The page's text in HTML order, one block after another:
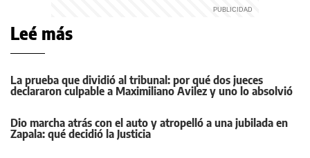
Leé más
La prueba que dividió al tribunal: por qué dos jueces
declararon culpable a Maximiliano Avilez y uno lo absolvió
Dio marcha atrás con el auto y atropelló a una jubilada en
Zapala: qué decidió la Justicia